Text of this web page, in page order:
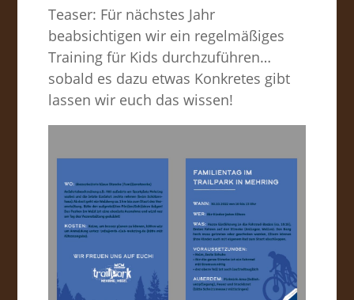
Teaser: Für nächstes Jahr
beabsichtigen wir ein regelmäßiges
Training für Kids durchzuführen…
sobald es dazu etwas Konkretes gibt
lassen wir euch das wissen!